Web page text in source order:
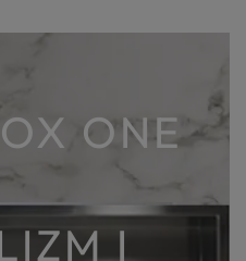
ONE
I